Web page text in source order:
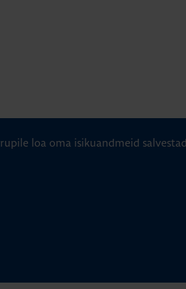
loa oma isikuandmeid